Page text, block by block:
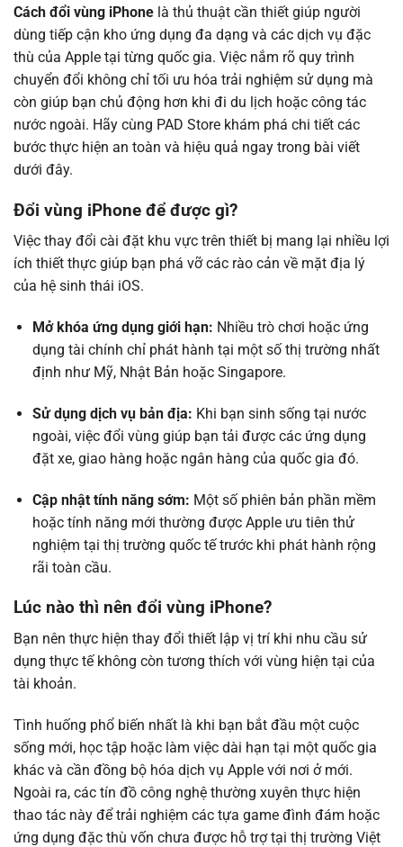
Cách đổi vùng iPhone là thủ thuật cần thiết giúp người
dùng tiếp cận kho ứng dụng đa dạng và các dịch vụ đặc
thù của Apple tại từng quốc gia. Việc nắm rõ quy trình
chuyển đổi không chỉ tối ưu hóa trải nghiệm sử dụng mà
còn giúp bạn chủ động hơn khi đi du lịch hoặc công tác
nước ngoài. Hãy cùng PAD Store khám phá chi tiết các
bước thực hiện an toàn và hiệu quả ngay trong bài viết
dưới đây.
Đổi vùng iPhone để được gì?
Việc thay đổi cài đặt khu vực trên thiết bị mang lại nhiều lợi
ích thiết thực giúp bạn phá vỡ các rào cản về mặt địa lý
của hệ sinh thái iOS.
Mở khóa ứng dụng giới hạn: Nhiều trò chơi hoặc ứng
dụng tài chính chỉ phát hành tại một số thị trường nhất
định như Mỹ, Nhật Bản hoặc Singapore.
Sử dụng dịch vụ bản địa: Khi bạn sinh sống tại nước
ngoài, việc đổi vùng giúp bạn tải được các ứng dụng
đặt xe, giao hàng hoặc ngân hàng của quốc gia đó.
Cập nhật tính năng sớm: Một số phiên bản phần mềm
hoặc tính năng mới thường được Apple ưu tiên thử
nghiệm tại thị trường quốc tế trước khi phát hành rộng
rãi toàn cầu.
Lúc nào thì nên đổi vùng iPhone?
Bạn nên thực hiện thay đổi thiết lập vị trí khi nhu cầu sử
dụng thực tế không còn tương thích với vùng hiện tại của
tài khoản.
Tình huống phổ biến nhất là khi bạn bắt đầu một cuộc
sống mới, học tập hoặc làm việc dài hạn tại một quốc gia
khác và cần đồng bộ hóa dịch vụ Apple với nơi ở mới.
Ngoài ra, các tín đồ công nghệ thường xuyên thực hiện
thao tác này để trải nghiệm các tựa game đình đám hoặc
ứng dụng đặc thù vốn chưa được hỗ trợ tại thị trường Việt